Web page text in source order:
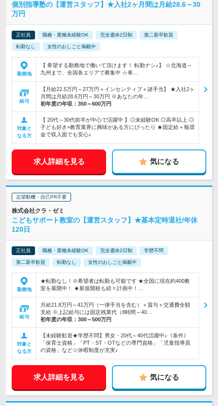
個別指導塾の【運営スタッフ】★入社2ヶ月間は月給28.6～30
万円
正社員 職種・業種未経験OK 完全週休2日制 第二新卒歓迎
転勤なし 女性のおしごと掲載中
勤務地
【 希望する勤務地で働いて頂けます！ 転勤ナシ♪】 ☆北海道～
九州まで、全国各エリアで募集中 ☆車…
給与
【月給22.5万円～27万円＋インセンティブ＋諸手当】 ★入社2ヶ
月間は月給28.6万円～30万円 ※あなたの年…
初年度の年収： 350～600万円
対象と
なる方
【 20代～30代前半が中心で活躍中 】◎未経験OK ◎高卒以上 ◎
子ども好き×教育業界に興味がある方にぴったり ★固定給＋報奨
金で収入面でも安心♪
求人詳細を見る 気になる
志望動機・自己PR不要
株式会社クラ・ゼミ
こどもサポート教室の【運営スタッフ】★基本定時退社/年休
120日
正社員 職種・業種未経験OK 完全週休2日制 学歴不問
第二新卒歓迎 転勤なし 女性のおしごと掲載中
勤務地
★転勤なし！※希望者は転勤も可能です ★全国に現在約400教
室を展開中！ ★新規開校も続々計画中！…
給与
月給21.8万円～41万円（一律手当を含む）＋賞与＋交通費全額
支給 ※上記給与には固定残業代（8時間～40…
初年度の年収： 300～500万円
対象と
なる方
【未経験歓迎★学歴不問】男女・20代～40代活躍中♪《条件》
「保育士資格」「PT・ST・OTなどの専門資格」「児童指導員
の資格」など☆休暇制度が充実♪
求人詳細を見る 気になる